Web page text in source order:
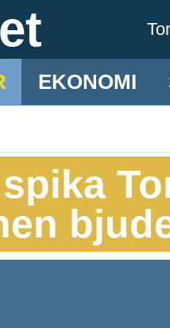
EKONOMI